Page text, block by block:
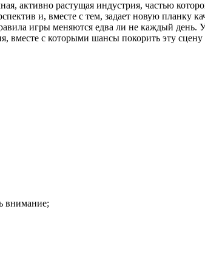
активно растущая индустрия, частью
и, вместе с тем, задает новую планку
игры меняются едва ли не каждый
с которыми шансы покорить эту сцену
внимание;